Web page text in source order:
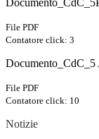
File PDF
Contatore click: 3
File PDF
Contatore click: 10
Notizie